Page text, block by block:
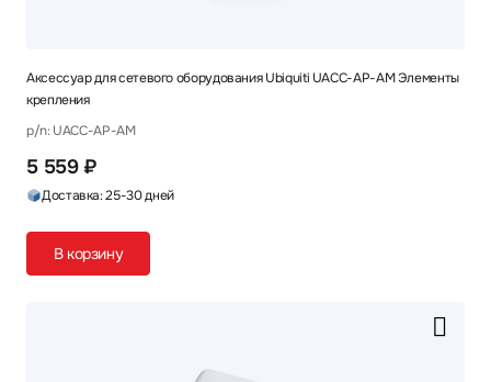
Аксессуар для сетевого оборудования Ubiquiti UACC-AP-AM Элементы
крепления
p/n: UACC-AP-AM
5 559 ₽
Доставка: 25-30 дней
В корзину